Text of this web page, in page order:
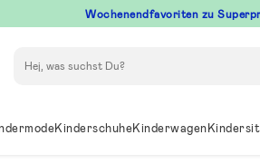
Wochenendfavoriten zu
KinderschuheKinderwagen